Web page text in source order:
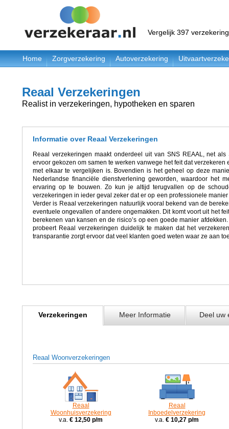
Vergelijk 397
Home Zorgverzekering Autoverzekering
Reaal Verzekeringen
Realist in verzekeringen, hypotheken en sparen
Informatie over Reaal Verzekeringen
Reaal verzekeringen maakt onderdeel uit van SNS REAAL, net
ervoor gekozen om samen te werken vanwege het feit dat
met elkaar te vergelijken is. Bovendien is het geheel op deze
Nederlandse financiële dienstverlening geworden, waardoor het
ervaring op te bouwen. Zo kun je altijd terugvallen op de
verzekeringen in ieder geval zeker dat er op een professionele
Verder is Reaal verzekeringen natuurlijk vooral bekend van de
eventuele ongevallen of andere ongemakken. Dit komt voort uit het
berekenen van kansen en de risico’s op een goede manier
probeert Reaal verzekeringen duidelijk te maken dat het
transparantie zorgt ervoor dat veel klanten goed weten waar ze aan
Verzekeringen Meer Informatie Deel uw
Reaal Woonverzekeringen
Reaal
Woonhuisverzekering
v.a. € 12,50 p/m
Reaal
Inboedelverzekering
v.a. € 10,27 p/m